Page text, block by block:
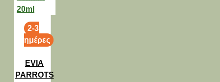
2-3
ημέρες
EVIA
PARROTS